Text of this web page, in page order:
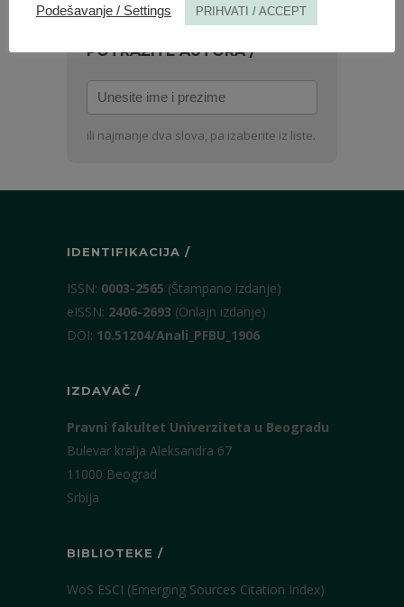
POTRAŽITE AUTORA /
Unesite
ime
iili najmanje dva slova, pa izaberite iz liste.
IDENTIFIKACIJA /
ISSN: 0003-2565 (Štampano izdanje)
eISSN: 2406-2693 (Onlajn izdanje)
DOI: 10.51204/Anali_PFBU_1906
IZDAVAČ /
Pravni fakultet Univerziteta u Beogradu
Bulevar kralja Aleksandra 67
11000 Beograd
Srbija
BIBLIOTEKE /
WoS ESCI (Emerging Sources Citation Index)
Podešavanje / Settings PRIHVATI / ACCEPT